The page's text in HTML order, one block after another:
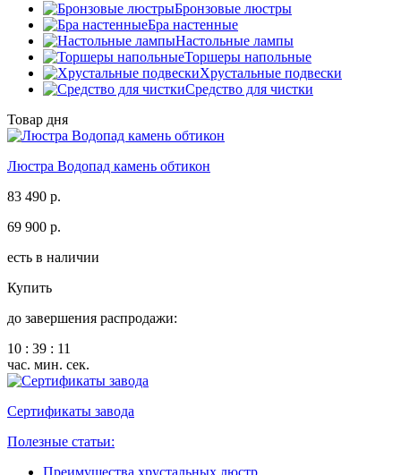
Бронзовые люстры
Бра настенные
Настольные лампы
Торшеры напольные
Хрустальные подвески
Средство для чистки
Товар дня
Люстра Водопад камень обтикон
83 490 р.
69 900 р.
есть в наличии
Купить
до завершения распродажи:
10 : 39 : 11
час. мин. сек.
Сертификаты завода
Полезные статьи:
Преимущества хрустальных люстр